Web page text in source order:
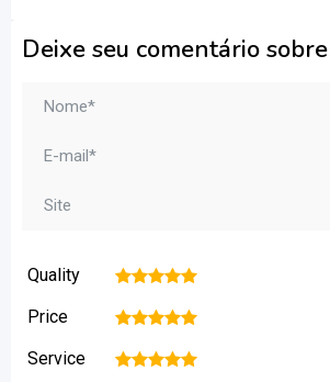
Deixe seu comentário
Quality 5
4
3
2
Price 5
4
3
2
Service 5
4
3
2